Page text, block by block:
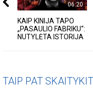
06:20
KAIP KINIJA TAPO
„PASAULIO FABRIKU“:
NUTYLĖTA ISTORIJA
TAIP PAT